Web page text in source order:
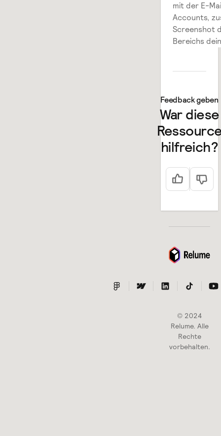
mit der E-
Accounts,
Screenshot
Bereichs
Feedback geben
War diese
hilfreich?
© 2024
Relume. Alle
Rechte
vorbehalten.